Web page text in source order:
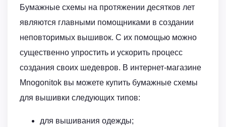
Бумажные схемы на протяжении десятков лет
являются главными помощниками в создании
неповторимых вышивок. С их помощью можно
существенно упростить и ускорить процесс
создания своих шедевров. В интернет-магазине
Mnogonitok вы можете купить бумажные схемы
для вышивки следующих типов:
для вышивания одежды;